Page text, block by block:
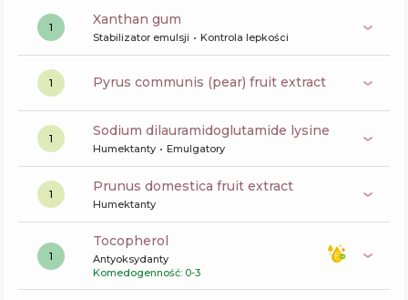
1 xanthan gum
Stabilizator emulsji Kontrola lepkości
1 pyrus communis (pear) fruit extract
1 sodium dilauramidoglutamide lysine
Humektanty Emulgatory
1 prunus domestica fruit extract
Humektanty
1
tocopherol
Antyoksydanty
Komedogenność: 0-3